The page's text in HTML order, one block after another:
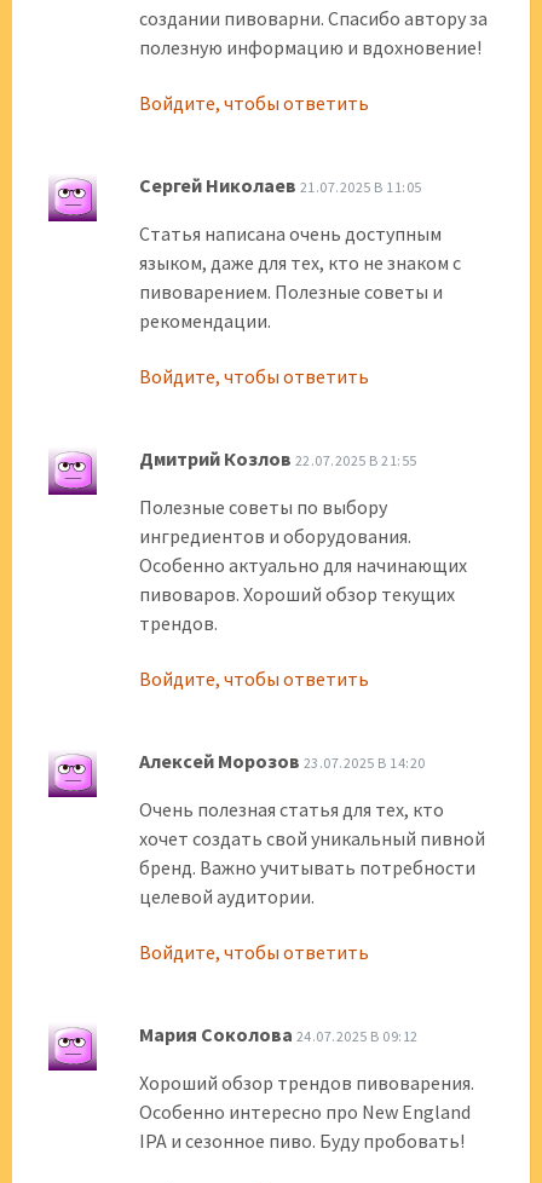
создании пивоварни. Спасибо автору за
полезную информацию и вдохновение!
Войдите, чтобы ответить
Сергей Николаев 21.07.2025 В 11:05
Статья написана очень доступным
языком, даже для тех, кто не знаком с
пивоварением. Полезные советы и
рекомендации.
Войдите, чтобы ответить
Дмитрий Козлов 22.07.2025 В 21:55
Полезные советы по выбору
ингредиентов и оборудования.
Особенно актуально для начинающих
пивоваров. Хороший обзор текущих
трендов.
Войдите, чтобы ответить
Алексей Морозов 23.07.2025 В 14:20
Очень полезная статья для тех, кто
хочет создать свой уникальный пивной
бренд. Важно учитывать потребности
целевой аудитории.
Войдите, чтобы ответить
Мария Соколова 24.07.2025 В 09:12
Хороший обзор трендов пивоварения.
Особенно интересно про New England
IPA и сезонное пиво. Буду пробовать!